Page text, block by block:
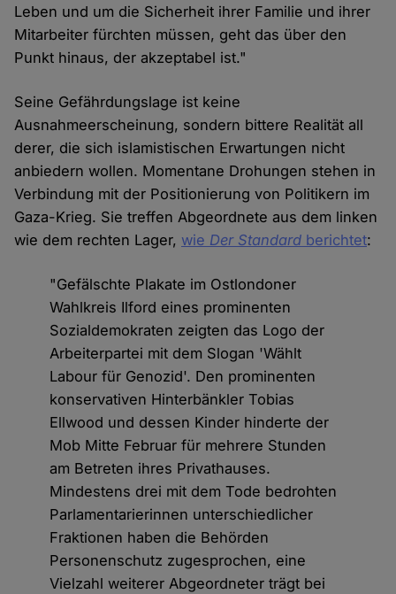
Leben und um die Sicherheit ihrer Familie und ihrer
Mitarbeiter fürchten müssen, geht das über den
Punkt hinaus, der akzeptabel ist."
Seine Gefährdungslage ist keine
Ausnahmeerscheinung, sondern bittere Realität all
derer, die sich islamistischen Erwartungen nicht
anbiedern wollen. Momentane Drohungen stehen in
Verbindung mit der Positionierung von Politikern im
Gaza-Krieg. Sie treffen Abgeordnete aus dem linken
wie dem rechten Lager, wie Der Standard berichtet:
"Gefälschte Plakate im Ostlondoner
Wahlkreis Ilford eines prominenten
Sozialdemokraten zeigten das Logo der
Arbeiterpartei mit dem Slogan 'Wählt
Labour für Genozid'. Den prominenten
konservativen Hinterbänkler Tobias
Ellwood und dessen Kinder hinderte der
Mob Mitte Februar für mehrere Stunden
am Betreten ihres Privathauses.
Mindestens drei mit dem Tode bedrohten
Parlamentarierinnen unterschiedlicher
Fraktionen haben die Behörden
Personenschutz zugesprochen, eine
Vielzahl weiterer Abgeordneter trägt bei